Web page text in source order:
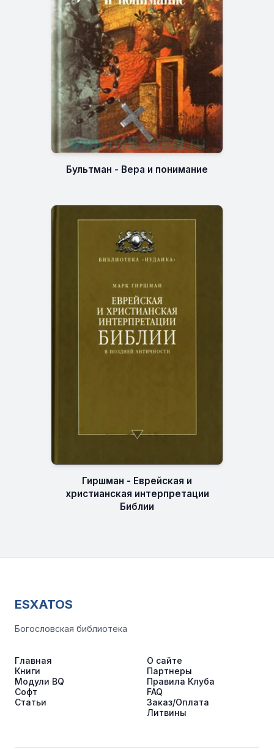
Бультман - Вера и понимание
Гиршман - Еврейская и
христианская интерпретации
Библии
ESXATOS
Богословская библиотека
Главная
Книги
Модули BQ
Софт
Статьи
О сайте
Партнеры
Правила Клуба
FAQ
Заказ/Оплата
Литвины